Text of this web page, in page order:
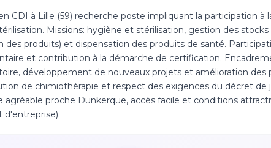
CDI à Lille (59) recherche poste impliquant la participation à
Missions: hygiène et stérilisation, gestion des stocks
produits) et dispensation des produits de santé.
et contribution à la démarche de certification.
développement de nouveaux projets et amélioration des
de chimiothérapie et respect des exigences du décret de
agréable proche Dunkerque, accès facile et conditions
d'entreprise).